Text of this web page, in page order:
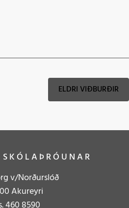
ELDRI VIÐBURÐIR
v/Norðurslóð
Akureyri